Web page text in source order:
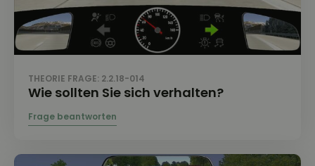
THEORIE FRAGE: 2.2.18-014
Wie sollten Sie sich verhalten?